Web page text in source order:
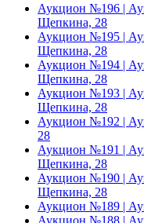
Аукцион №196 |
Щепкина, 28
Аукцион №195 |
Щепкина, 28
Аукцион №194 |
Щепкина, 28
Аукцион №193 |
Щепкина, 28
Аукцион №192 |
28
Аукцион №191 |
Щепкина, 28
Аукцион №190 |
Щепкина, 28
Аукцион №189 |
Аукцион №188 |